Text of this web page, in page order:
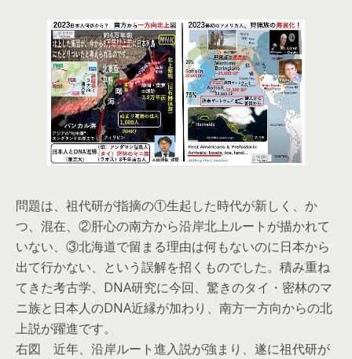
問題は、祖代研が指摘の①生起した時代が新しく、か
つ、混在、②肝心の南方から沿岸北上ルートが描かれて
いない、③北海道で留まる理由は何もないのに日本から
出て行かない、という誤解を招くものでした。積み重ね
てきた考古学、DNA研究に今回、驚きのタイ・密林のマ
ニ族と日本人のDNA近縁が加わり、南方一方向からの北
上説が躍進です。
右図 近年、沿岸ルート進入説が強まり、遂に祖代研が